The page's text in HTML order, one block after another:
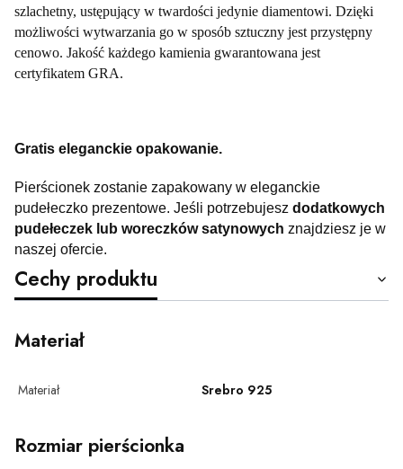
szlachetny, ustępujący w twardości jedynie diamentowi. Dzięki
możliwości wytwarzania go w sposób sztuczny jest przystępny
cenowo. Jakość każdego kamienia gwarantowana jest
certyfikatem GRA.
Gratis eleganckie opakowanie.
Pierścionek zostanie zapakowany w eleganckie
pudełeczko prezentowe. Jeśli potrzebujesz dodatkowych
pudełeczek lub woreczków satynowych znajdziesz je w
naszej ofercie.
Cechy produktu
Materiał
Materiał Srebro 925
Rozmiar pierścionka